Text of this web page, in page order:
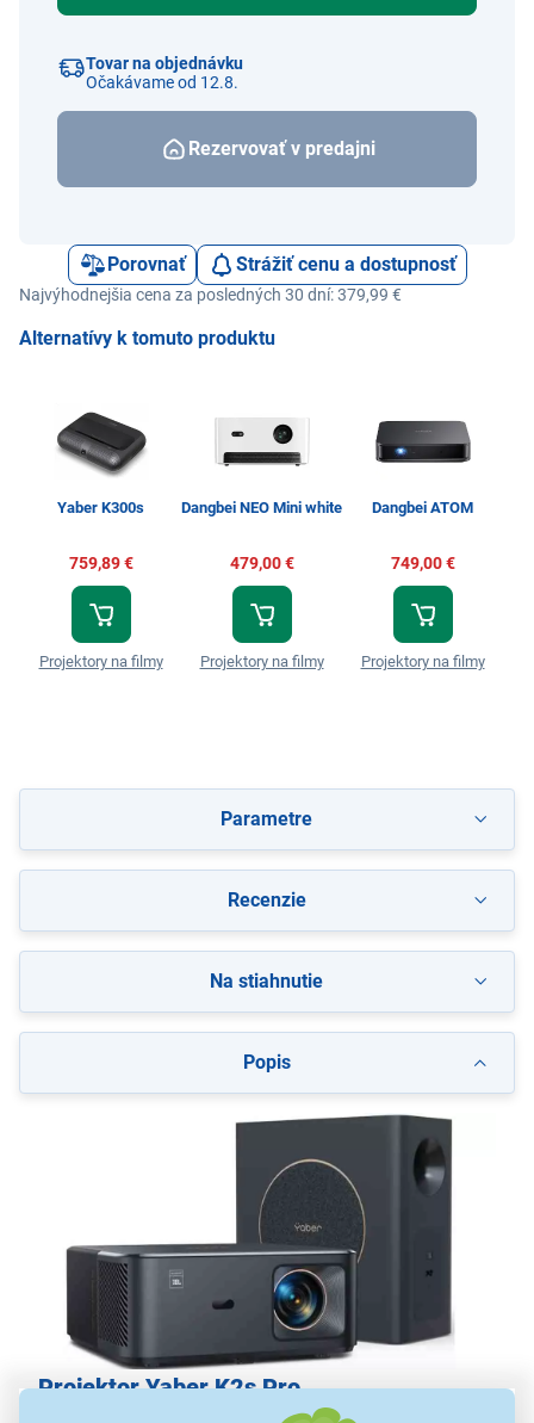
Tovar na objednávku
Očakávame od 12.8.
Rezervovať v predajni
Porovnať Strážiť cenu a dostupnosť
Najvýhodnejšia cena za posledných 30 dní: 379,99 €
Alternatívy k tomuto produktu
Yaber K300s
759,89 €
Projektory na filmy
Dangbei NEO Mini white
479,00 €
Projektory na filmy
Dangbei ATOM
749,00 €
Projektory na filmy
Popis
Projektor Yaber K2s Pro
Parametre
Recenzie
Na stiahnutie